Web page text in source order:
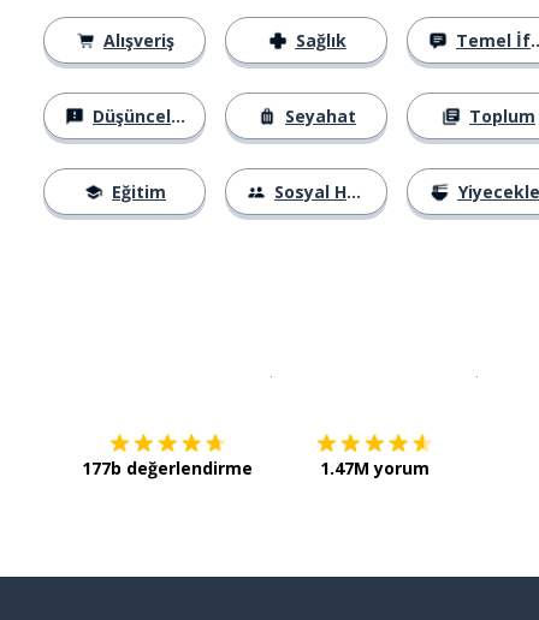
Alışveriş
Düşünceler
Eğitim
Sağlık
Seyahat
Sosyal Hayat
Temel İfadeler
Toplum
177b değerlendirme 1.47M yorum